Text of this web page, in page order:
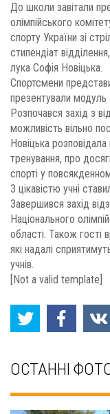
До школи завітали
олімпійського
спорту України зі
стипендіат
лука Софія Новіцька.
Спортсмени
презентували модуль
Розпочався захід з
можливість вільно
Новіцька
тренування, про
спорті у
З цікавістю учні
Завершився захід
Національного
області. Також гості
які надалі
учнів.
[Not a valid template]
ОСТАННІ